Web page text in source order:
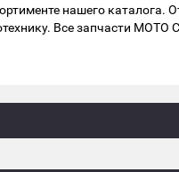
нашего каталога.
Все запчасти МОТО